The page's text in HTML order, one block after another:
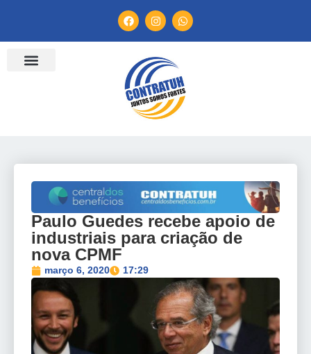
Paulo Guedes recebe apoio de
industriais para criação de
nova CPMF
março 6, 2020 17:29